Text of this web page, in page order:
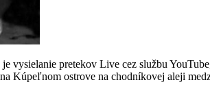
vysielanie pretekov Live cez službu
ostrove na chodníkovej aleji